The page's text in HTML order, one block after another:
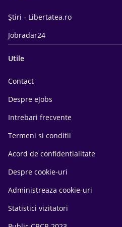
Știri - Libertatea.ro
Jobradar24
Utile
Contact
Despre eJobs
Intrebari frecvente
Termeni si conditii
Acord de confidentialitate
Despre cookie-uri
Administreaza cookie-uri
Statistici vizitatori